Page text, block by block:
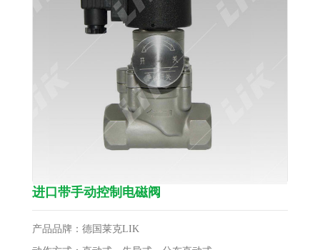
进口带手动控制电磁阀
产品品牌：德国莱克LIK